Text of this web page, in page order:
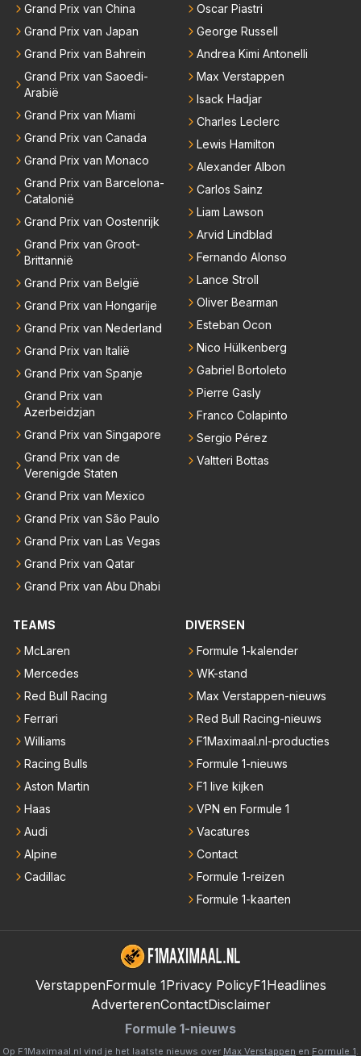
er elkaar mensen een andere uitdagingen zoeken of
niet meer in de F1 willen werken is niet zo gek als de
meesten van hen al sinds dat RB hun intrede deed a
anwezig waren. De mensen die nu een aantal van di
e lege plaatsen op gaan vullen hebben ook al jaren
binnen RB gewerkt en zijn voor Max geen vreemde
n meer. Ook andere teams verliezen mensen. Er wo
rdt teveel drama van gemaakt.
Grand Prix van China
Grand Prix van Japan
Grand Prix van Bahrein
Grand Prix van Saoedi-
Arabië
Grand Prix van Miami
Grand Prix van Canada
Grand Prix van Monaco
Grand Prix van Barcelona-
Catalonië
Grand Prix van Oostenrijk
Grand Prix van Groot-
Brittannië
Grand Prix van België
Grand Prix van Hongarije
Grand Prix van Nederland
Grand Prix van Italië
Grand Prix van Spanje
Grand Prix van
Azerbeidzjan
Grand Prix van Singapore
Grand Prix van de
Verenigde Staten
Grand Prix van Mexico
Grand Prix van São Paulo
Grand Prix van Las Vegas
Grand Prix van Qatar
Grand Prix van Abu Dhabi
Oscar Piastri
George Russell
Andrea Kimi Antonelli
Max Verstappen
Isack Hadjar
Charles Leclerc
Lewis Hamilton
Alexander Albon
Carlos Sainz
Liam Lawson
Arvid Lindblad
Fernando Alonso
Lance Stroll
Oliver Bearman
Esteban Ocon
Nico Hülkenberg
Gabriel Bortoleto
Pierre Gasly
Franco Colapinto
Sergio Pérez
Valtteri Bottas
TEAMS
McLaren
Mercedes
Red Bull Racing
Ferrari
Williams
Racing Bulls
Aston Martin
Haas
Audi
Alpine
Cadillac
DIVERSEN
Formule 1-kalender
WK-stand
Max Verstappen-nieuws
Red Bull Racing-nieuws
F1Maximaal.nl-producties
Formule 1-nieuws
F1 live kijken
VPN en Formule 1
Vacatures
Contact
Formule 1-reizen
Formule 1-kaarten
VerstappenFormule 1Privacy PolicyF1Headlines
AdverterenContactDisclaimer
Formule 1-nieuws
Op F1Maximaal.nl vind je het laatste nieuws over Max Verstappen en Formule 1